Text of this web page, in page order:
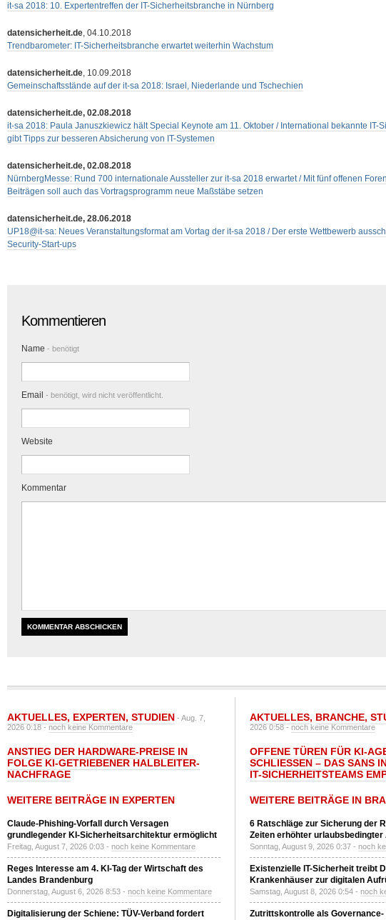
it-sa 2018: 10. Expertentreffen der IT-Sicherheitsbranche in Nürnberg
datensicherheit.de, 04.10.2018
Trendbarometer: IT-Sicherheitsbranche erwartet weiterhin Wachstum
datensicherheit.de, 10.09.2018
Gemeinschaftsstände auf der it-sa 2018: Israel, Niederlande und Tschechien
datensicherheit.de, 02.08.2018
it-sa 2018: Paula Januszkiewicz hält Special Keynote am 11. Oktober / International bekannte IT-
gibt Tipps zur besseren Absicherung von IT-Systemen
datensicherheit.de, 02.08.2018
NürnbergMesse: Rund 700 internationale Aussteller zur it-sa 2018 erwartet / Mit fünf offenen
Beiträgen soll auch das Vortragsprogramm neue Maßstäbe setzen
datensicherheit.de, 28.06.2018
UP18@it-sa: Neues Veranstaltungsformat am Vortag der it-sa 2018 / Der erste Wettbewerb
Security-Start-ups
Kommentieren
Name - benötigt
Email - benötigt, wird nicht veröffentlicht.
Website
Kommentar
AKTUELLES, EXPERTEN, STUDIEN - Aug. 7,
2026 0:18 -noch keine Kommentare
ANSTIEG DER HARDWARE-PREISE IN
FOLGE KI-GETRIEBENER HALBLEITER-
NACHFRAGE
WEITERE BEITRÄGE IN EXPERTEN
Claude-Phishing-Vorfall durch Versagen
grundlegender KI-Sicherheitsarchitektur ermöglicht
Freitag, August 7, 2026 0:03 - noch keine Kommentare
Reges Interesse am 4. KI-Tag der Wirtschaft des
Landes Brandenburg
Donnerstag, August 6, 2026 8:53 - noch keine Kommentare
Digitalisierung der Schiene: TÜV-Verband fordert
AKTUELLES, BRANCHE,
2026 0:58 -noch keine Kommentare
OFFENE TÜREN FÜR KI-
SCHLIESSEN – DAS SANS
T-SICHERHEITSTEAMS
WEITERE BEITRÄGE IN
6 Ratschläge zur Sicherung der
Zeiten erhöhter urlaubsbedingter
Sonntag, August 9, 2026 0:37 - noch
Existenzielle IT-Sicherheit treibt
Krankenhäuser zur digitalen
Samstag, August 8, 2026 0:54 - noch
Zutrittskontrolle als Governance-